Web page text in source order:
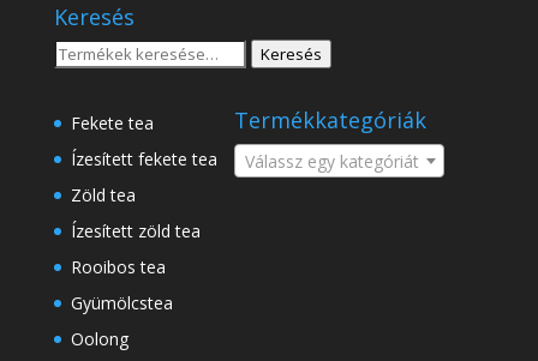
8
.500 Ft
Keresés
Keresés
Keresés
Fekete tea
Ízesített fekete tea
Zöld tea
Ízesített zöld tea
Rooibos tea
Gyümölcstea
Oolong
Termékkategóriák
Válassz egy kategóriát